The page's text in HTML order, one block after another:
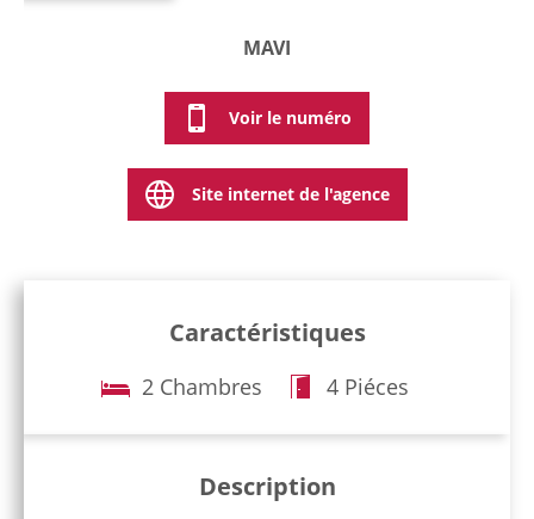
MAVI
Voir le numéro
Site internet de l'agence
Caractéristiques
2 Chambres 4 Piéces
Description